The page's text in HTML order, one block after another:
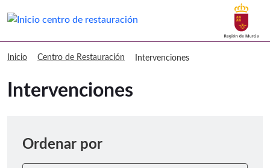
Centro de Restauración Buscar
Inicio Centro de Restauración Intervenciones
Intervenciones
Ordenar por